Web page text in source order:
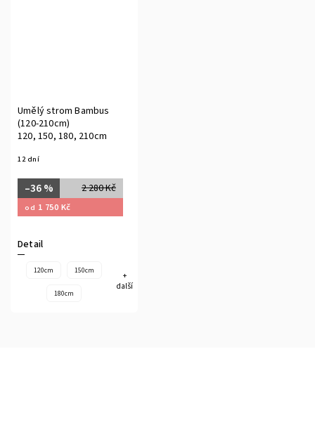
Umělý strom Bambus
(120-210cm)
120, 150, 180, 210cm
12 dní
2 280 Kč
–36 %
od 1 750 Kč
Detail
120cm 150cm
180cm
+
další